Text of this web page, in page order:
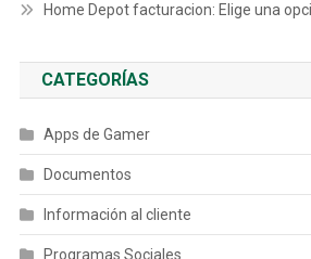
Home Depot facturacion: Elige una
CATEGORÍAS
Apps de Gamer
Documentos
Información al cliente
Programas Sociales